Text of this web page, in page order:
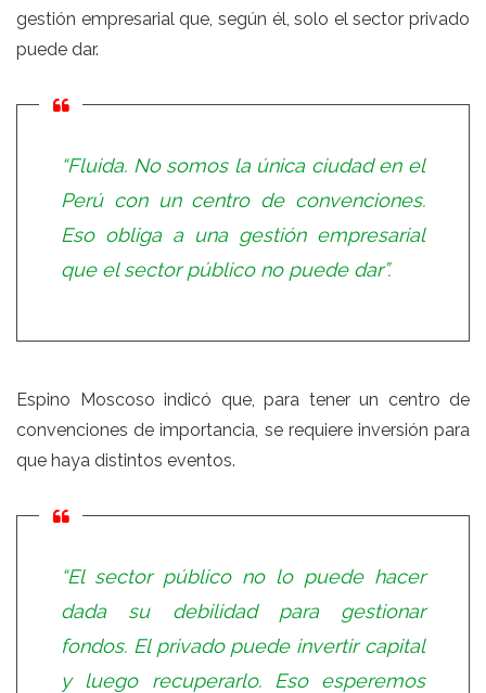
gestión empresarial que, según él, solo el sector privado
puede dar.
“Fluida. No somos la única ciudad en el
Perú con un centro de convenciones.
Eso obliga a una gestión empresarial
que el sector público no puede dar”.
Espino Moscoso indicó que, para tener un centro de
convenciones de importancia, se requiere inversión para
que haya distintos eventos.
“El sector público no lo puede hacer
dada su debilidad para gestionar
fondos. El privado puede invertir capital
y luego recuperarlo. Eso esperemos